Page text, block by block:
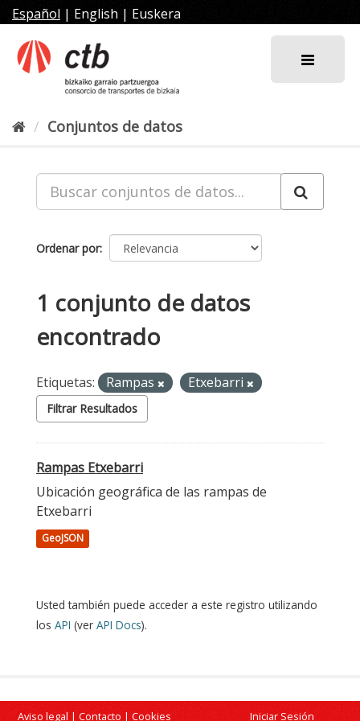
al
contenido
Español | English | Euskera
Conjuntos de datos
Ordenar por
1 conjunto de datos
encontrado
Etiquetas: Rampas Etxebarri
Filtrar Resultados
Rampas Etxebarri
Ubicación geográfica de las rampas de
Etxebarri
GeoJSON
Usted también puede acceder a este registro utilizando
los API (ver API Docs).
Aviso legal | Contacto | Cookies Iniciar Sesión